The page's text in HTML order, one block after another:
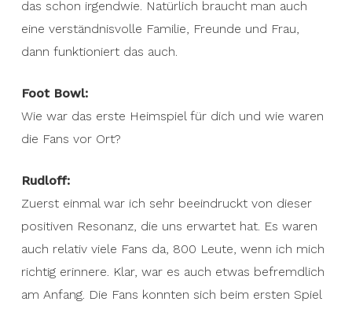
das schon irgendwie. Natürlich braucht man auch
eine verständnisvolle Familie, Freunde und Frau,
dann funktioniert das auch.
Foot Bowl:
Wie war das erste Heimspiel für dich und wie waren
die Fans vor Ort?
Rudloff:
Zuerst einmal war ich sehr beeindruckt von dieser
positiven Resonanz, die uns erwartet hat. Es waren
auch relativ viele Fans da, 800 Leute, wenn ich mich
richtig erinnere. Klar, war es auch etwas befremdlich
am Anfang. Die Fans konnten sich beim ersten Spiel